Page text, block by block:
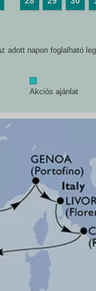
adott napon foglalható
Akciós ajánlat